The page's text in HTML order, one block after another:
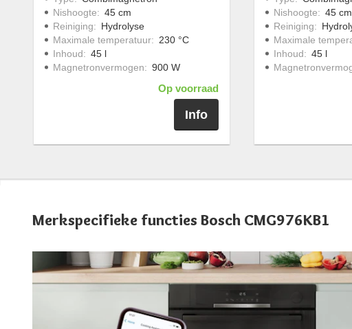
Nishoogte: 45 cm
Reiniging: Hydrolyse
Maximale temperatuur: 230 °C
Inhoud: 45 l
Magnetronvermogen: 900 W
Op voorraad
Info
Nishoogte: 45 cm
Reiniging:
Maximale
Inhoud: 45 l
Merkspecifieke functies Bosch CMG976KB1